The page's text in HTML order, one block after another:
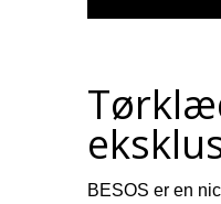
BESOS er en